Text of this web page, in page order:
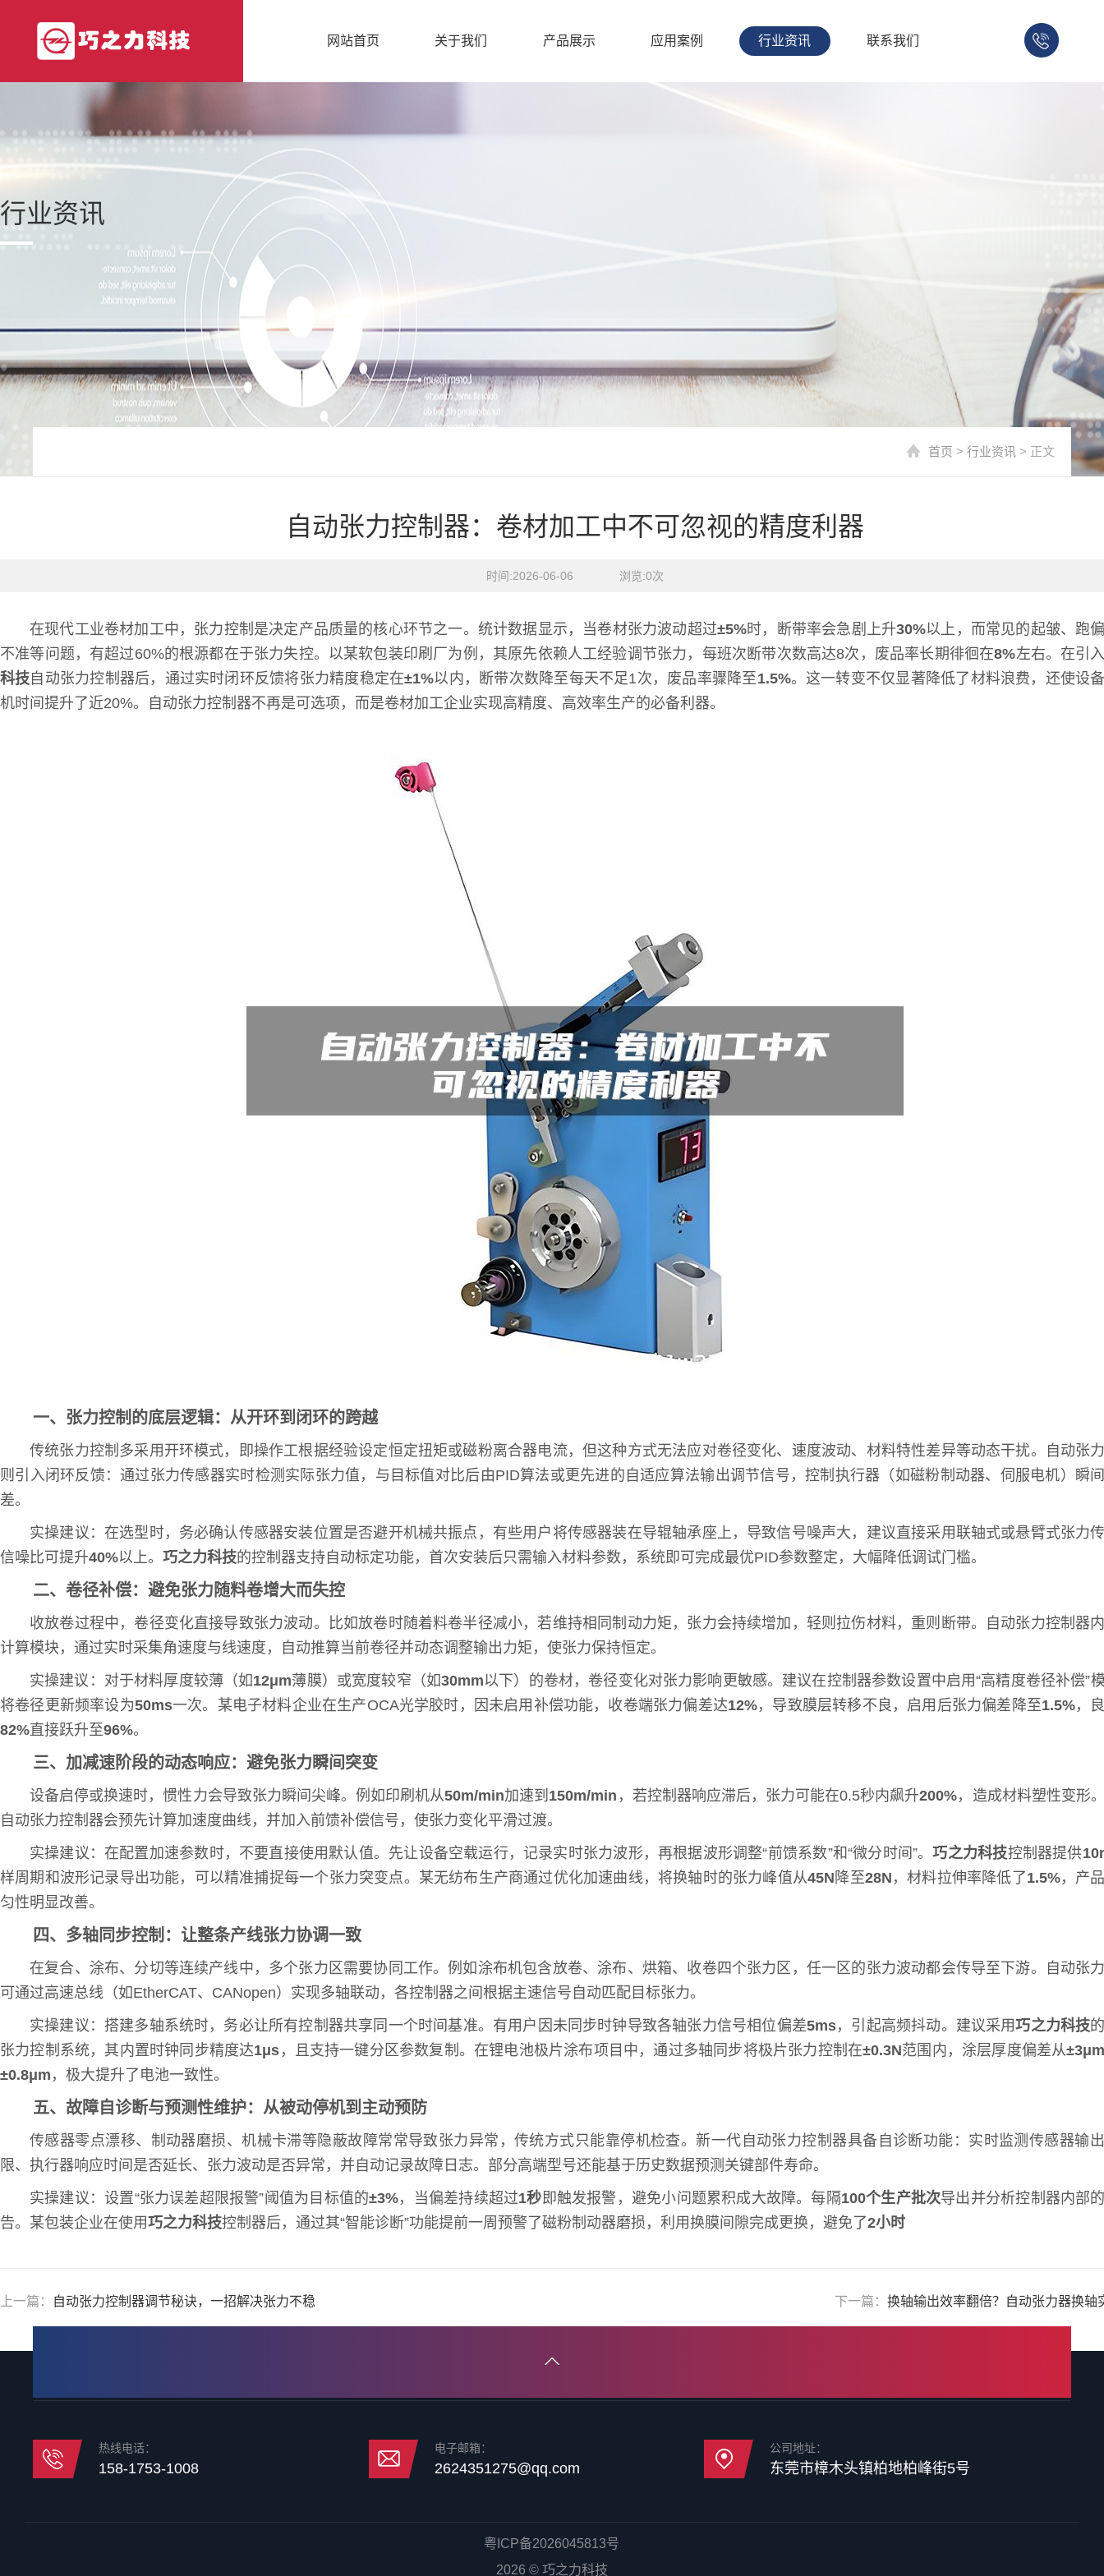
网站首页 关于我们 产品展示 应用案例 行业资讯 联系我们
行业资讯
首页 > 行业资讯 > 正文
自动张力控制器：卷材加工中不可忽视的精度利器
时间:2026-06-06    浏览:0次
在现代工业卷材加工中，张力控制是决定产品质量的核心环节之一。统计数据显示，当卷材张力波动超过±5%时，断带率会急剧上升30%以上，而常见的起皱、跑
不准等问题，有超过60%的根源都在于张力失控。以某软包装印刷厂为例，其原先依赖人工经验调节张力，每班次断带次数高达8次，废品率长期徘徊在8%左右。在引
科技 自动张力控制器后，通过实时闭环反馈将张力精度稳定在±1%以内，断带次数降至每天不足1次，废品率骤降至1.5%。这一转变不仅显著降低了材料浪费，还使设
机时间提升了近20%。自动张力控制器不再是可选项，而是卷材加工企业实现高精度、高效率生产的必备利器。
一、张力控制的底层逻辑：从开环到闭环的跨越
传统张力控制多采用开环模式，即操作工根据经验设定恒定扭矩或磁粉离合器电流，但这种方式无法应对卷径变化、速度波动、材料特性差异等动态干扰。自动张
则引入闭环反馈：通过张力传感器实时检测实际张力值，与目标值对比后由PID算法或更先进的自适应算法输出调节信号，控制执行器（如磁粉制动器、伺服电机）瞬
差。
实操建议：在选型时，务必确认传感器安装位置是否避开机械共振点，有些用户将传感器装在导辊轴承座上，导致信号噪声大，建议直接采用联轴式或悬臂式张力
信噪比可提升40%以上。 巧之力科技的控制器支持自动标定功能，首次安装后只需输入材料参数，系统即可完成最优PID参数整定，大幅降低调试门槛。
二、卷径补偿：避免张力随料卷增大而失控
收放卷过程中，卷径变化直接导致张力波动。比如放卷时随着料卷半径减小，若维持相同制动力矩，张力会持续增加，轻则拉伤材料，重则断带。自动张力控制器
计算模块，通过实时采集角速度与线速度，自动推算当前卷径并动态调整输出力矩，使张力保持恒定。
实操建议：对于材料厚度较薄（如12μm薄膜）或宽度较窄（如30mm以下）的卷材，卷径变化对张力影响更敏感。建议在控制器参数设置中启用“高精度卷径补偿”
将卷径更新频率设为50ms一次。某电子材料企业在生产OCA光学胶时，因未启用补偿功能，收卷端张力偏差达12%，导致膜层转移不良，启用后张力偏差降至1.5%，
82%直接跃升至96%。
三、加减速阶段的动态响应：避免张力瞬间突变
设备启停或换速时，惯性力会导致张力瞬间尖峰。例如印刷机从50m/min加速到 150m/min ，若控制器响应滞后，张力可能在0.5秒内飙升200%，造成材料塑性变形
自动张力控制器会预先计算加速度曲线，并加入前馈补偿信号，使张力变化平滑过渡。
实操建议：在配置加速参数时，不要直接使用默认值。先让设备空载运行，记录实时张力波形，再根据波形调整“前馈系数”和“微分时间”。巧之力科技控制器提供
样周期和波形记录导出功能，可以精准捕捉每一个张力突变点。某无纺布生产商通过优化加速曲线，将换轴时的张力峰值从45N 降至28N ，材料拉伸率降低了1.5%，产
匀性明显改善。
四、多轴同步控制：让整条产线张力协调一致
在复合、涂布、分切等连续产线中，多个张力区需要协同工作。例如涂布机包含放卷、涂布、烘箱、收卷四个张力区，任一区的张力波动都会传导至下游。自动张
可通过高速总线（如EtherCAT、CANopen）实现多轴联动，各控制器之间根据主速信号自动匹配目标张力。
实操建议：搭建多轴系统时，务必让所有控制器共享同一个时间基准。有用户因未同步时钟导致各轴张力信号相位偏差5ms，引起高频抖动。建议采用巧之力科技
张力控制系统，其内置时钟同步精度达1μs ，且支持一键分区参数复制。在锂电池极片涂布项目中，通过多轴同步将极片张力控制在±0.3N范围内，涂层厚度偏差从
±0.8μm ，极大提升了电池一致性。
五、故障自诊断与预测性维护：从被动停机到主动预防
传感器零点漂移、制动器磨损、机械卡滞等隐蔽故障常常导致张力异常，传统方式只能靠停机检查。新一代自动张力控制器具备自诊断功能：实时监测传感器输
限、执行器响应时间是否延长、张力波动是否异常，并自动记录故障日志。部分高端型号还能基于历史数据预测关键部件寿命。
实操建议：设置“张力误差超限报警”阈值为目标值的±3%，当偏差持续超过1秒即触发报警，避免小问题累积成大故障。每隔100个生产批次导出并分析控制器内部
告。某包装企业在使用巧之力科技控制器后，通过其“智能诊断”功能提前一周预警了磁粉制动器磨损，利用换膜间隙完成更换，避免了2小时
上一篇： 自动张力控制器调节秘诀，一招解决张力不稳 下一篇： 换轴输出效率翻倍？自动张力器换轴
热线电话：
158-1753-1008
电子邮箱：
2624351275@qq.com
公司地址：
东莞市樟木头镇柏地柏峰街5号
粤ICP备2026045813号
2026 © 巧之力科技